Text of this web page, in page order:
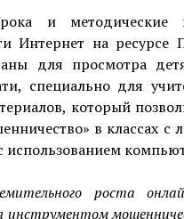
и методические
Интернет на ресурсе
для просмотра
специально для
который
в классах с
использованием
роста
инструментом